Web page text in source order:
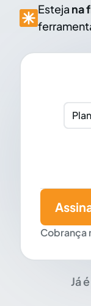
Esteja na
Cobrança
Já